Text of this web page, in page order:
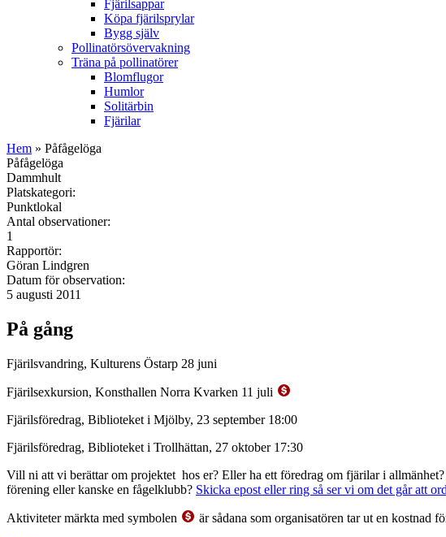
Fjärilsappar
Köpa fjärilsprylar
Bygg själv
Pollinatörsövervakning
Träna på pollinatörer
Blomflugor
Humlor
Solitärbin
Fjärilar
Hem » Påfågelöga
Påfågelöga
Dammhult
Platskategori:
Punktlokal
Antal observationer:
1
Rapportör:
Göran Lindgren
Datum för observation:
5 augusti 2011
På gång
Fjärilsvandring, Kulturens Östarp 28 juni
Fjärilsexkursion, Konsthallen Norra Kvarken 11 juli
Fjärilsföredrag, Biblioteket i Mjölby, 23 september 18:00
Fjärilsföredrag, Biblioteket i Trollhättan, 27 oktober 17:30
Vill ni att vi berättar om projektet hos er? Eller ha ett föredrag om fjärilar i
förening eller kanske en fågelklubb? Skicka epost eller ring så ser vi om det går att
Aktiviteter märkta med symbolen
är sådana som organisatören tar ut en kostnad